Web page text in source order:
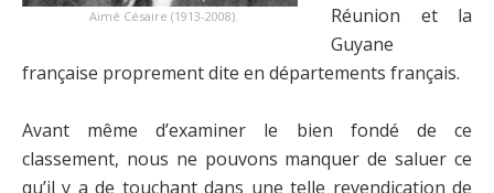
Aimé Césaire (1913-2008).
Réunion et la
Guyane
française proprement dite en départements français.
Avant même d’examiner le bien fondé de ce
classement, nous ne pouvons manquer de saluer ce
qu’il y a de touchant dans une telle revendication de